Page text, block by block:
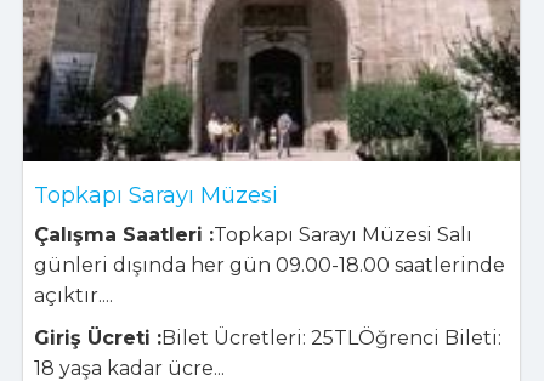
Topkapı Sarayı Müzesi
Çalışma Saatleri :Topkapı Sarayı Müzesi Salı
günleri dışında her gün 09.00-18.00 saatlerinde
açıktır....
Giriş Ücreti :Bilet Ücretleri: 25TLÖğrenci Bileti:
18 yaşa kadar ücre...